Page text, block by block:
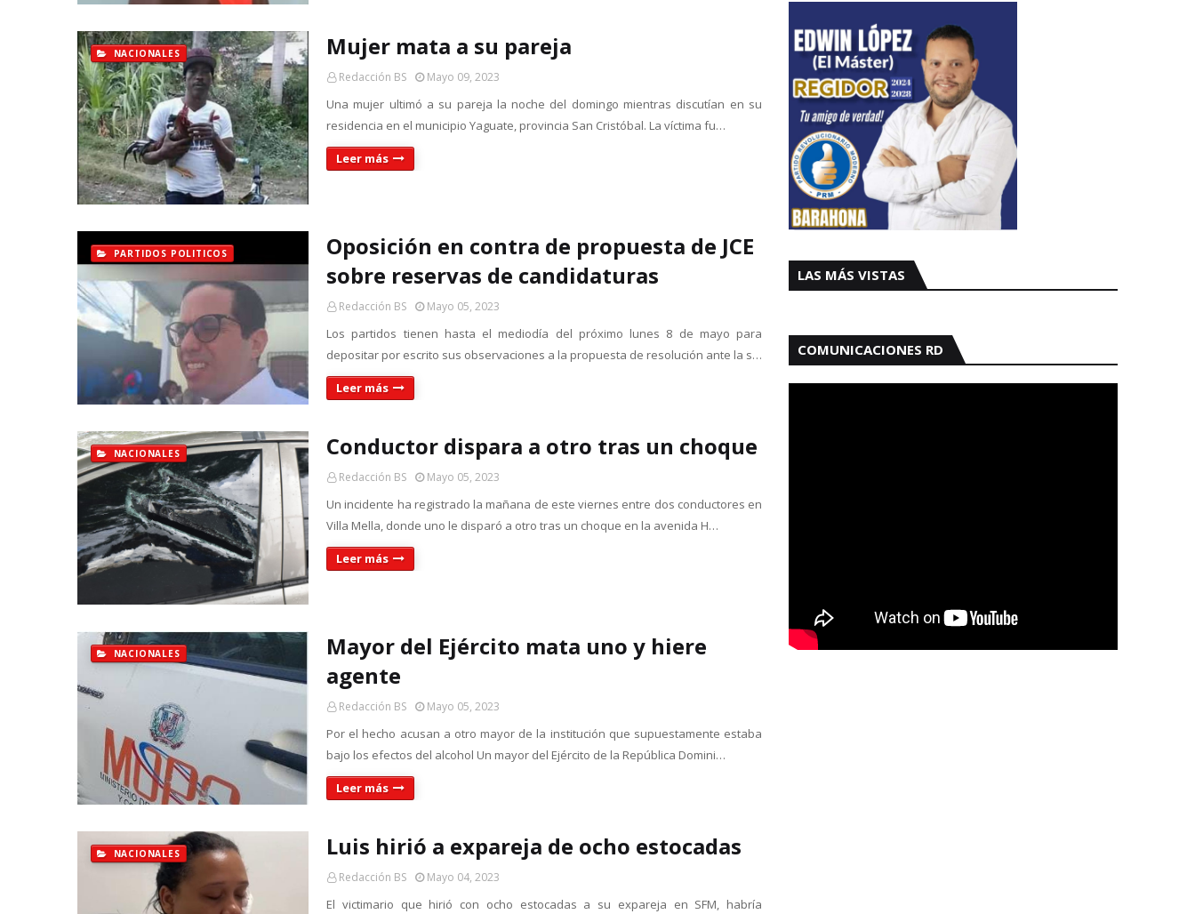
NACIONALES Mujer mata a su pareja
Redacción BS Mayo 09, 2023
Una mujer ultimó a su pareja la noche del domingo mientras discutían en su
residencia en el municipio Yaguate, provincia San Cristóbal. La víctima fu…
Leer más
PARTIDOS POLITICOS
Oposición en contra de propuesta de JCE
sobre reservas de candidaturas
Redacción BS Mayo 05, 2023
Los partidos tienen hasta el mediodía del próximo lunes 8 de mayo para
depositar por escrito sus observaciones a la propuesta de resolución ante la s…
Leer más
NACIONALES Conductor dispara a otro tras un choque
Redacción BS Mayo 05, 2023
Un incidente ha registrado la mañana de este viernes entre dos conductores en
Villa Mella, donde uno le disparó a otro tras un choque en la avenida H…
Leer más
NACIONALES
Mayor del Ejército mata uno y hiere
agente
Redacción BS Mayo 05, 2023
Por el hecho acusan a otro mayor de la institución que supuestamente estaba
bajo los efectos del alcohol Un mayor del Ejército de la República Domini…
Leer más
NACIONALES Luis hirió a expareja de ocho estocadas
Redacción BS Mayo 04, 2023
El victimario que hirió con ocho estocadas a su expareja en SFM, habría
LAS MÁS VISTAS
COMUNICACIONES RD